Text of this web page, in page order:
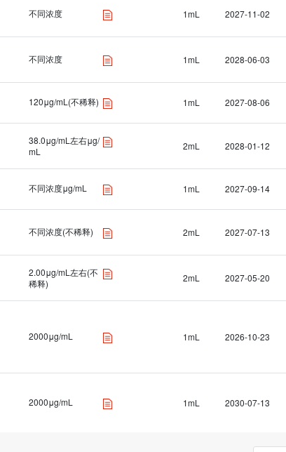
不同浓度 1mL 2027-11-02
不同浓度 1mL 2028-06-03
120μg/mL(不稀释) 1mL 2027-08-06
38.0μg/mL左右μg/
mL
2mL 2028-01-12
不同浓度μg/mL 1mL 2027-09-14
不同浓度(不稀释) 2mL 2027-07-13
2.00μg/mL左右(不
稀释)
2mL 2027-05-20
2000μg/mL 1mL 2026-10-23
2000μg/mL 1mL 2030-07-13